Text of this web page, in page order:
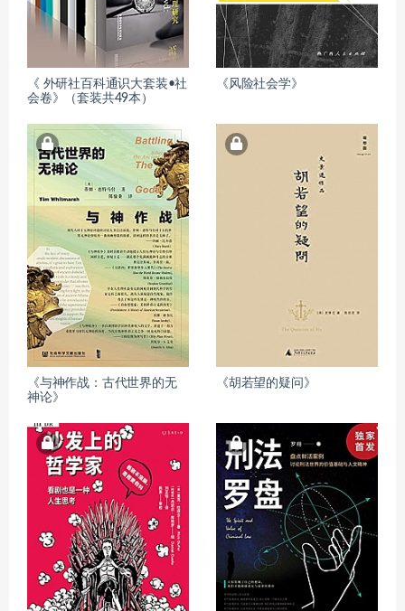
《 外研社百科通识大套装•社
会卷》（套装共49本）
《风险社会学》
《与神作战：古代世界的无
神论》
《胡若望的疑问》